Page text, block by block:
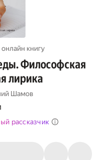
книгу
Философская
лирика
Шамов
рассказчик